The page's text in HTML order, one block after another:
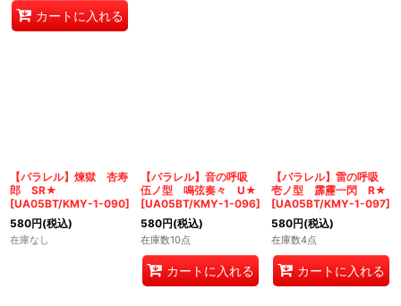
カートに入れる
【パラレル】煉獄 杏寿
郎 SR★
[UA05BT/KMY-1-090]
580円(税込)
在庫なし
【パラレル】音の呼吸
伍ノ型 鳴弦奏々 U★
[UA05BT/KMY-1-096]
580円(税込)
在庫数10点
カートに入れる
【パラレル】雷の呼吸
壱ノ型 霹靂一閃 R★
[UA05BT/KMY-1-097]
580円(税込)
在庫数4点
カートに入れる